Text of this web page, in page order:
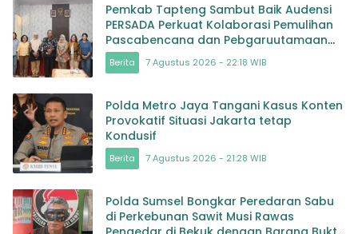
Pemkab Tapteng Sambut Baik Audensi
PERSADA Perkuat Kolaborasi Pemulihan
Pascabencana dan Pebgaruutamaan
Inklusi
Berita 7 Agustus 2026 - 22:18 WIB
Polda Metro Jaya Tangani Kasus Konten
Provokatif Situasi Jakarta tetap
Kondusif
Berita 7 Agustus 2026 - 21:28 WIB
Polda Sumsel Bongkar Peredaran Sabu
di Perkebunan Sawit Musi Rawas